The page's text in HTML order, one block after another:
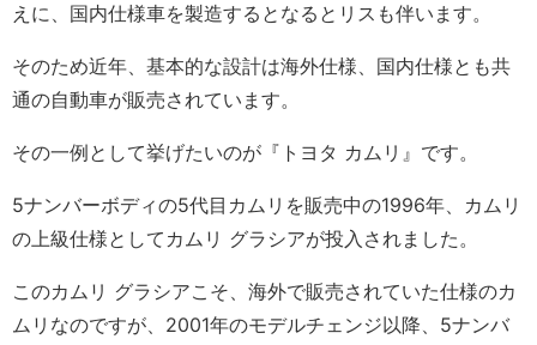
えに、国内仕様車を製造するとなるとリスも伴います。
そのため近年、基本的な設計は海外仕様、国内仕様とも共
通の自動車が販売されています。
その一例として挙げたいのが『トヨタ カムリ』です。
5ナンバーボディの5代目カムリを販売中の1996年、カムリ
の上級仕様としてカムリ グラシアが投入されました。
このカムリ グラシアこそ、海外で販売されていた仕様のカ
ムリなのですが、2001年のモデルチェンジ以降、5ナンバ